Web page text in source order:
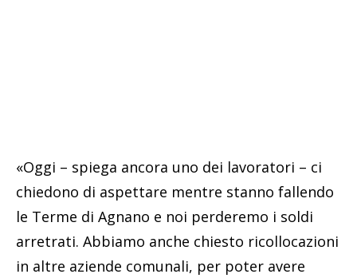
«Oggi – spiega ancora uno dei lavoratori – ci
chiedono di aspettare mentre stanno fallendo
le Terme di Agnano e noi perderemo i soldi
arretrati. Abbiamo anche chiesto ricollocazioni
in altre aziende comunali, per poter avere